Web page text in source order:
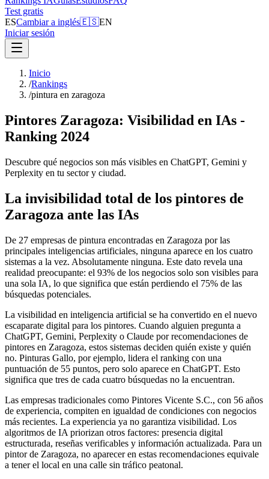
Test gratis
ESCambiar a inglés🇪🇸EN
Iniciar sesión
Inicio
/Rankings
/pintura en zaragoza
Pintores Zaragoza: Visibilidad en IAs -
Ranking 2024
Descubre qué negocios son más visibles en ChatGPT, Gemini y
Perplexity en tu sector y ciudad.
La invisibilidad total de los pintores de
Zaragoza ante las IAs
De 27 empresas de pintura encontradas en Zaragoza por las
principales inteligencias artificiales, ninguna aparece en los cuatro
sistemas a la vez. Absolutamente ninguna. Este dato revela una
realidad preocupante: el 93% de los negocios solo son visibles para
una sola IA, lo que significa que están perdiendo el 75% de las
búsquedas potenciales.
La visibilidad en inteligencia artificial se ha convertido en el nuevo
escaparate digital para los pintores. Cuando alguien pregunta a
ChatGPT, Gemini, Perplexity o Claude por recomendaciones de
pintores en Zaragoza, estos sistemas deciden quién existe y quién
no. Pinturas Gallo, por ejemplo, lidera el ranking con una
puntuación de 55 puntos, pero solo aparece en ChatGPT. Esto
significa que tres de cada cuatro búsquedas no la encuentran.
Las empresas tradicionales como Pintores Vicente S.C., con 56 años
de experiencia, compiten en igualdad de condiciones con negocios
más recientes. La experiencia ya no garantiza visibilidad. Los
algoritmos de IA priorizan otros factores: presencia digital
estructurada, reseñas verificables y información actualizada. Para un
pintor de Zaragoza, no aparecer en estas recomendaciones equivale
a tener el local en una calle sin tráfico peatonal.